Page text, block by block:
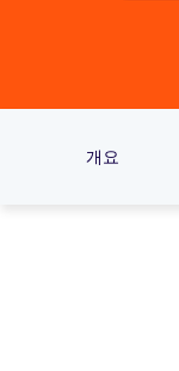
개요